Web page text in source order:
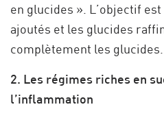
en glucides ». L’objectif
ajoutés et les glucides
complètement les glucides.
2. Les régimes riches en
l’inflammation